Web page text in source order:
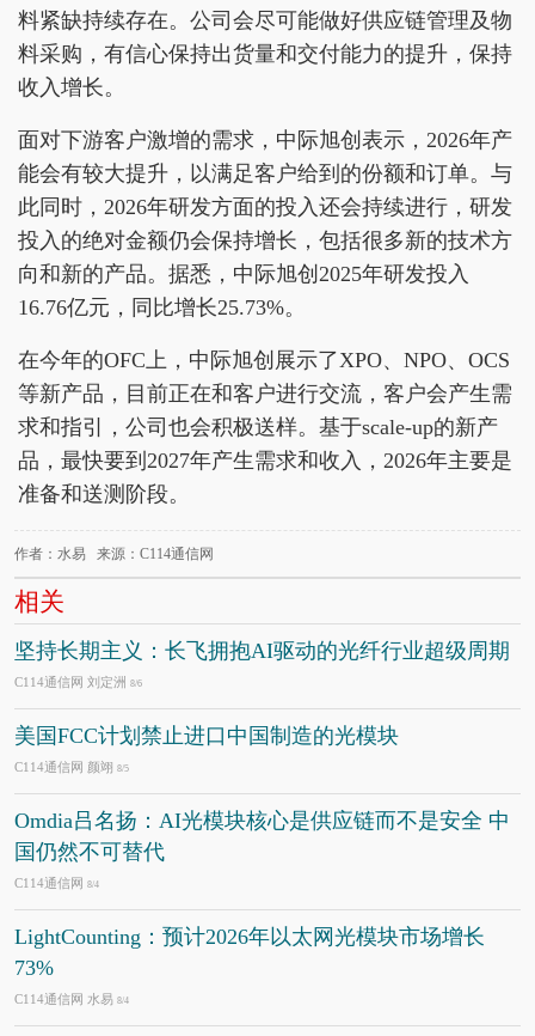
料紧缺持续存在。公司会尽可能做好供应链管理及物
料采购，有信心保持出货量和交付能力的提升，保持
收入增长。
面对下游客户激增的需求，中际旭创表示，2026年产
能会有较大提升，以满足客户给到的份额和订单。与
此同时，2026年研发方面的投入还会持续进行，研发
投入的绝对金额仍会保持增长，包括很多新的技术方
向和新的产品。据悉，中际旭创2025年研发投入
16.76亿元，同比增长25.73%。
在今年的OFC上，中际旭创展示了XPO、NPO、OCS
等新产品，目前正在和客户进行交流，客户会产生需
求和指引，公司也会积极送样。基于scale-up的新产
品，最快要到2027年产生需求和收入，2026年主要是
准备和送测阶段。
作者：水易 来源：C114通信网
相关
坚持长期主义：长飞拥抱AI驱动的光纤行业超级周期
C114通信网 刘定洲 8/6
美国FCC计划禁止进口中国制造的光模块
C114通信网 颜翊 8/5
Omdia吕名扬：AI光模块核心是供应链而不是安全 中
国仍然不可替代
C114通信网 8/4
LightCounting：预计2026年以太网光模块市场增长
73%
C114通信网 水易 8/4